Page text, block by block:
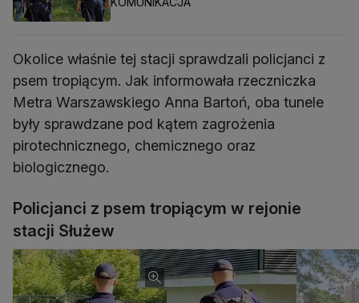
Okolice właśnie tej stacji sprawdzali policjanci z
psem tropiącym. Jak informowała rzeczniczka
Metra Warszawskiego Anna Bartoń, oba tunele
były sprawdzane pod kątem zagrożenia
pirotechnicznego, chemicznego oraz
biologicznego.
Policjanci z psem tropiącym w rejonie
stacji Służew